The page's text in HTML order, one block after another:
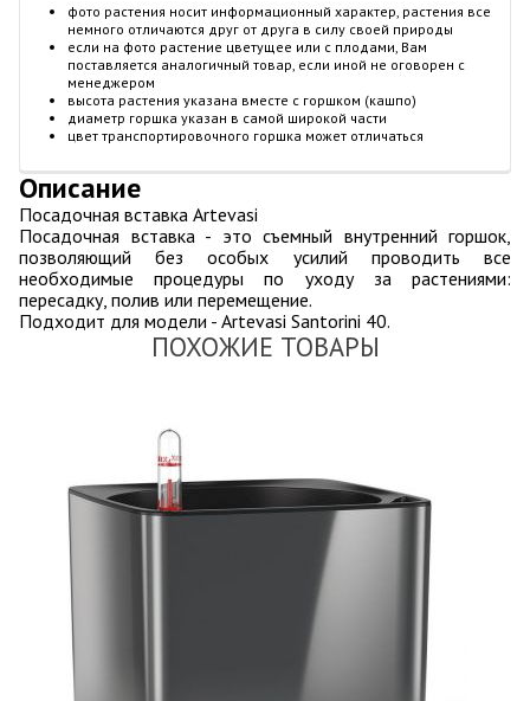
фото растения носит информационный характер, растения все
немного отличаются друг от друга в силу своей природы
если на фото растение цветущее или с плодами, Вам
поставляется аналогичный товар, если иной не оговорен с
менеджером
высота растения указана вместе с горшком (кашпо)
диаметр горшка указан в самой широкой части
цвет транспортировочного горшка может отличаться
Описание
Посадочная вставка Artevasi
Посадочная вставка - это съемный внутренний горшок,
позволяющий без особых усилий проводить все
необходимые процедуры по уходу за растениями:
пересадку, полив или перемещение.
Подходит для модели - Artevasi Santorini 40.
ПОХОЖИЕ ТОВАРЫ